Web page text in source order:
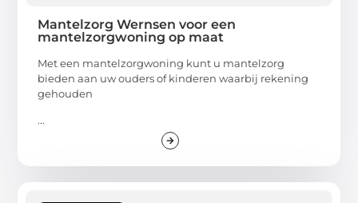
Mantelzorg Wernsen voor een
mantelzorgwoning op maat
Met een mantelzorgwoning kunt u mantelzorg
bieden aan uw ouders of kinderen waarbij rekening
gehouden
...